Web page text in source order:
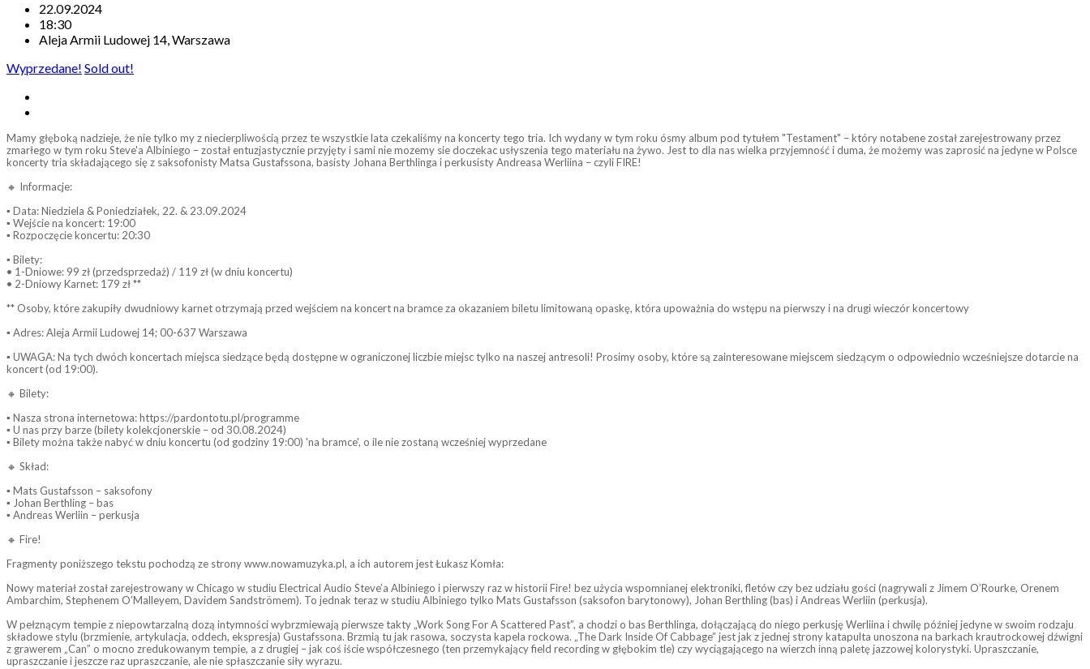
22.09.2024
18:30
Aleja Armii Ludowej 14, Warszawa
Wyprzedane! Sold out!
Mamy głęboką nadzieje, że nie tylko my z niecierpliwością przez te wszystkie lata czekaliśmy na koncerty tego tria. Ich wydany w tym roku ósmy album pod tytułem "Testament" – który notabene został zarejestrowany przez
zmarłego w tym roku Steve'a Albiniego – został entuzjastycznie przyjęty i sami nie mozemy sie doczekac usłyszenia tego materiału na żywo. Jest to dla nas wielka przyjemność i duma, że możemy was zaprosić na jedyne w Polsce
koncerty tria składającego się z saksofonisty Matsa Gustafssona, basisty Johana Berthlinga i perkusisty Andreasa Werliina – czyli FIRE!
🔸 Informacje:
▪ Data: Niedziela & Poniedziałek, 22. & 23.09.2024
▪ Wejście na koncert: 19:00
▪ Rozpoczęcie koncertu: 20:30
▪ Bilety:
• 1-Dniowe: 99 zł (przedsprzedaż) / 119 zł (w dniu koncertu)
• 2-Dniowy Karnet: 179 zł **
** Osoby, które zakupiły dwudniowy karnet otrzymają przed wejściem na koncert na bramce za okazaniem biletu limitowaną opaskę, która upoważnia do wstępu na pierwszy i na drugi wieczór koncertowy
▪ Adres: Aleja Armii Ludowej 14; 00-637 Warszawa
▪ UWAGA: Na tych dwóch koncertach miejsca siedzące będą dostępne w ograniczonej liczbie miejsc tylko na naszej antresoli! Prosimy osoby, które są zainteresowane miejscem siedzącym o odpowiednio wcześniejsze dotarcie na
koncert (od 19:00).
🔸 Bilety:
▪ Nasza strona internetowa: https://pardontotu.pl/programme
▪ U nas przy barze (bilety kolekcjonerskie – od 30.08.2024)
▪ Bilety można także nabyć w dniu koncertu (od godziny 19:00) 'na bramce', o ile nie zostaną wcześniej wyprzedane
🔸 Skład:
▪ Mats Gustafsson – saksofony
▪ Johan Berthling – bas
▪ Andreas Werliin – perkusja
🔸 Fire!
Fragmenty poniższego tekstu pochodzą ze strony www.nowamuzyka.pl, a ich autorem jest Łukasz Komła:
Nowy materiał został zarejestrowany w Chicago w studiu Electrical Audio Steve’a Albiniego i pierwszy raz w historii Fire! bez użycia wspomnianej elektroniki, fletów czy bez udziału gości (nagrywali z Jimem O’Rourke, Orenem
Ambarchim, Stephenem O’Malleyem, Davidem Sandströmem). To jednak teraz w studiu Albiniego tylko Mats Gustafsson (saksofon barytonowy), Johan Berthling (bas) i Andreas Werliin (perkusja).
W pełznącym tempie z niepowtarzalną dozą intymności wybrzmiewają pierwsze takty „Work Song For A Scattered Past”, a chodzi o bas Berthlinga, dołączającą do niego perkusję Werliina i chwilę później jedyne w swoim rodzaju
składowe stylu (brzmienie, artykulacja, oddech, ekspresja) Gustafssona. Brzmią tu jak rasowa, soczysta kapela rockowa. „The Dark Inside Of Cabbage” jest jak z jednej strony katapulta unoszona na barkach krautrockowej dźwigni
z grawerem „Can” o mocno zredukowanym tempie, a z drugiej – jak coś iście współczesnego (ten przemykający field recording w głębokim tle) czy wyciągającego na wierzch inną paletę jazzowej kolorystyki. Upraszczanie,
upraszczanie i jeszcze raz upraszczanie, ale nie spłaszczanie siły wyrazu.